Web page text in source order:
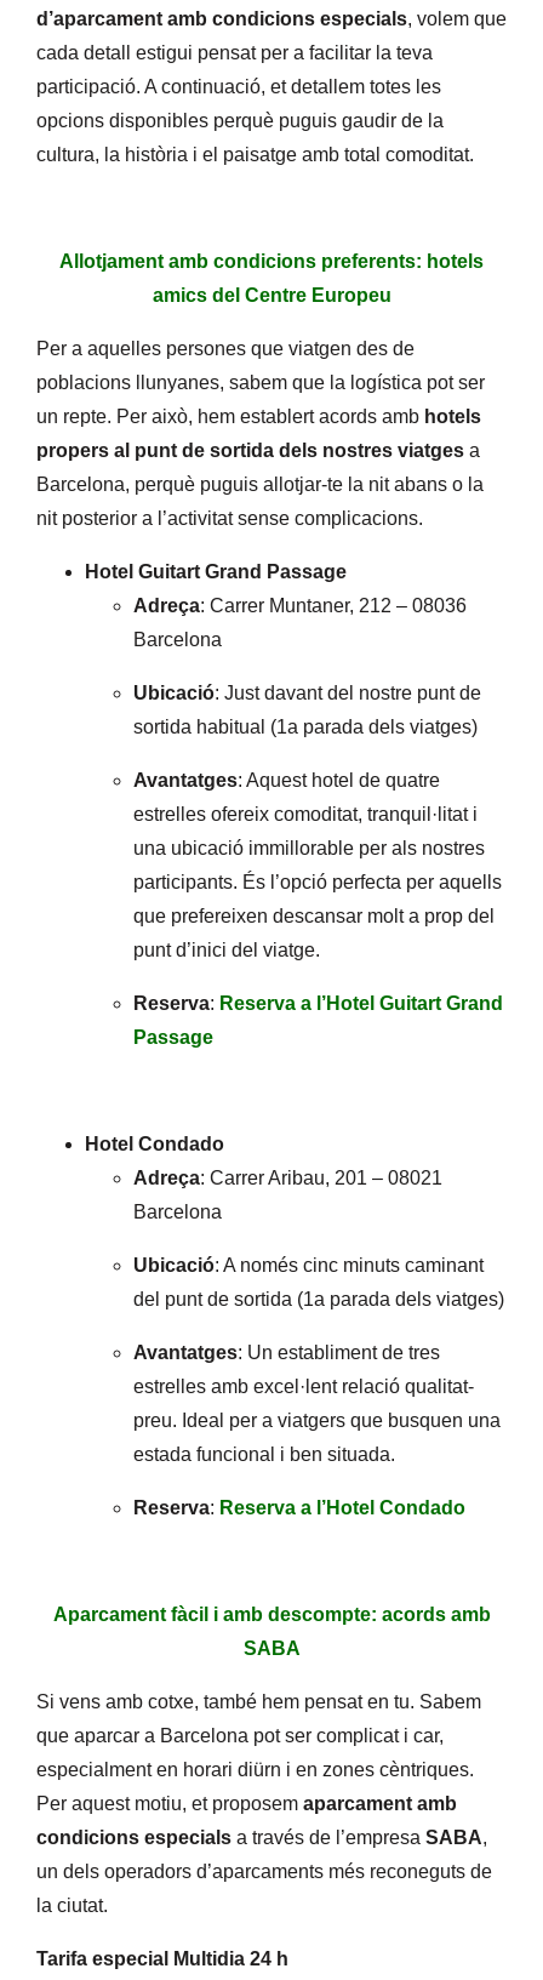
d’aparcament amb condicions especials, volem que
cada detall estigui pensat per a facilitar la teva
participació. A continuació, et detallem totes les
opcions disponibles perquè puguis gaudir de la
cultura, la història i el paisatge amb total comoditat.
Allotjament amb condicions preferents: hotels
amics del Centre Europeu
Per a aquelles persones que viatgen des de
poblacions llunyanes, sabem que la logística pot ser
un repte. Per això, hem establert acords amb hotels
propers al punt de sortida dels nostres viatges a
Barcelona, perquè puguis allotjar-te la nit abans o la
nit posterior a l’activitat sense complicacions.
Hotel Guitart Grand Passage
Adreça: Carrer Muntaner, 212 – 08036
Barcelona
Ubicació: Just davant del nostre punt de
sortida habitual (1a parada dels viatges)
Avantatges: Aquest hotel de quatre
estrelles ofereix comoditat, tranquil·litat i
una ubicació immillorable per als nostres
participants. És l’opció perfecta per aquells
que prefereixen descansar molt a prop del
punt d’inici del viatge.
Reserva: Reserva a l’Hotel Guitart Grand
Passage
Hotel Condado
Adreça: Carrer Aribau, 201 – 08021
Barcelona
Ubicació: A només cinc minuts caminant
del punt de sortida (1a parada dels viatges)
Avantatges: Un establiment de tres
estrelles amb excel·lent relació qualitat-
preu. Ideal per a viatgers que busquen una
estada funcional i ben situada.
Reserva: Reserva a l’Hotel Condado
Aparcament fàcil i amb descompte: acords amb
SABA
Si vens amb cotxe, també hem pensat en tu. Sabem
que aparcar a Barcelona pot ser complicat i car,
especialment en horari diürn i en zones cèntriques.
Per aquest motiu, et proposem aparcament amb
condicions especials a través de l’empresa SABA,
un dels operadors d’aparcaments més reconeguts de
la ciutat.
Tarifa especial Multidia 24 h